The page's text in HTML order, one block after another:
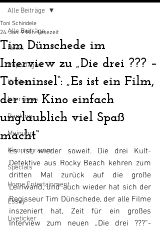
Alle Beiträge
News
Reportagen
Kritiken
Interviews
Ranking
Meinung
Kinoprogramm
Specials
Home Entertainment
Essay
Liveticker
Alle Beiträge
Tim Dünschede im
Interview zu „Die drei ??? –
Toteninsel“: „Es ist ein Film,
der im Kino einfach
unglaublich viel Spaß
macht“
Toni Schindele
24. Jan. 9 Min. Lesezeit
Es ist wieder soweit. Die drei Kult-
Detektive aus Rocky Beach kehren zum
dritten Mal zurück auf die große
Leinwand, und auch wieder hat sich der
Regisseur Tim Dünschede, der alle Filme
inszeniert hat, Zeit für ein großes
Interview zum neuen „Die drei ???“-